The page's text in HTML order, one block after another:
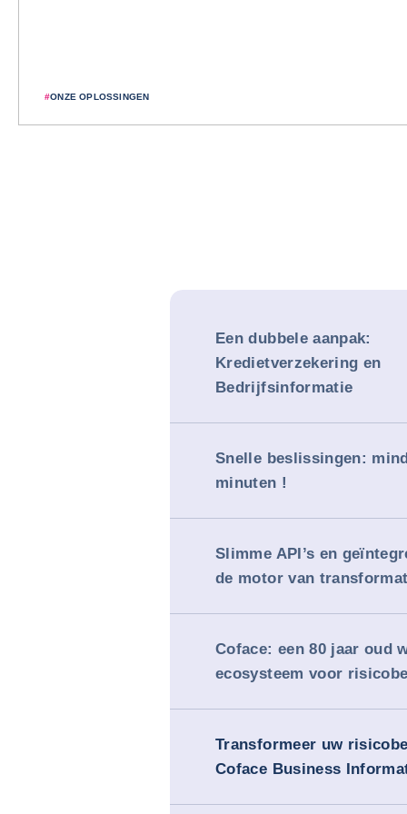
#ONZE OPLOSSINGEN
Een dubbele aanpak:
Kredietverzekering en
Bedrijfsinformatie
Snelle beslissingen:
minuten !
Slimme API’s en
de motor van
Coface: een 80 jaar oud
ecosysteem voor
Transformeer uw
Coface Business